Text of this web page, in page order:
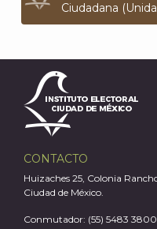
Ciudadana
CONTACTO
Huizaches 25, Colonia
Ciudad de México.
Conmutador: (55) 5483 3800